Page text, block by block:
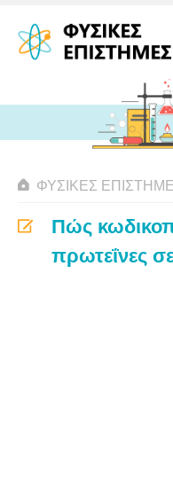
ΦΥΣΙΚΈΣ
Πώς
πρωτεΐνες